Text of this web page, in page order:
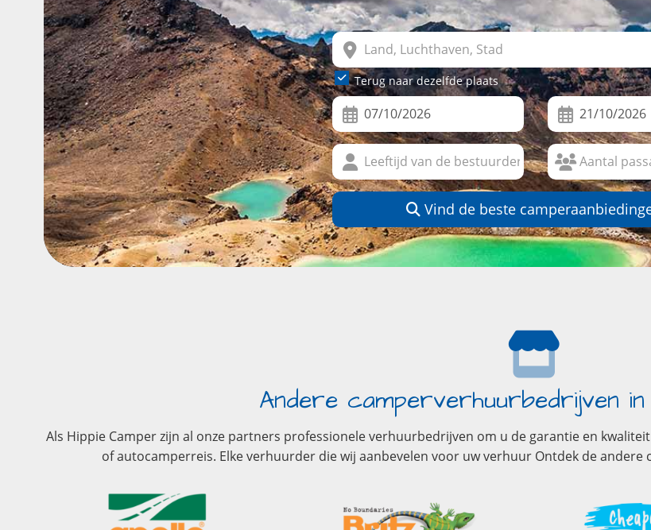
Terug naar dezelfde plaats
Vind de beste
Andere camperverhuurbedrijven in
Als Hippie Camper zijn al onze partners professionele verhuurbedrijven om u de garantie en
of autocamperreis. Elke verhuurder die wij aanbevelen voor uw verhuur Ontdek de